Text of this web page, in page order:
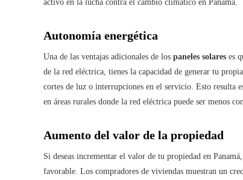
activo en la lucha contra el cambio climático en Panamá.
Autonomía energética
Una de las ventajas adicionales de los paneles solares es
de la red eléctrica, tienes la capacidad de generar tu
cortes de luz o interrupciones en el servicio. Esto resulta
en áreas rurales donde la red eléctrica puede ser menos
Aumento del valor de la propiedad
Si deseas incrementar el valor de tu propiedad en
favorable. Los compradores de viviendas muestran un